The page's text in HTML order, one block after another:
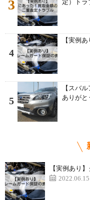
3
定）トラ
4
【実例
5
【スバ
ありがと
【実例あり
2022.06.15